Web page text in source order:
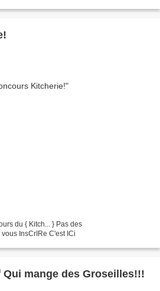
du { Kitch... } Pas des
InsCrIRe C'est ICi
mange des Groseilles!!!